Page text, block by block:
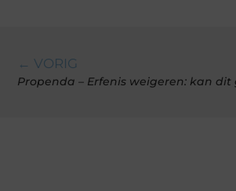
← VORIG
Propenda – Erfenis weigeren: kan dit